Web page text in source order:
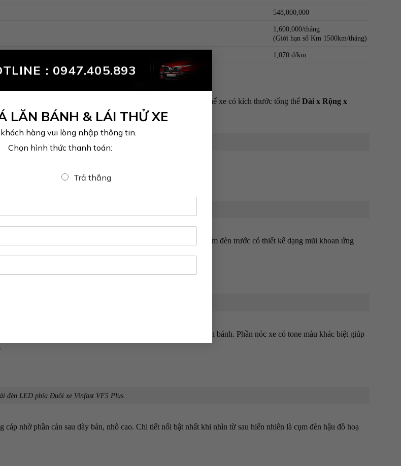
: 0947.405.893
LĂN BÁNH & LÁI THỬ XE
hàng vui lòng nhập thông tin.
Chọn hình thức thanh toán:
Trả thẳng
548,000,000
1,600,000/tháng
(Giới hạn số Km 1500km/tháng)
1,070 đ/km
đáp ứng tốt nhu cầu di chuyển linh hoạt trong đô thị. Cụ thể xe có kích thước tổng thể Dài x Rộng x
dạng đôi cánh mở rộng ôm lấy logo chữ
trung tâm. Cụm đèn trước có thiết kế dạng mũi khoan ứng
giúp đầu xe trông ngầu hơn.
nguyên khối tạo hiệu ứng bắt mắt khi xe lăn bánh. Phần nóc xe có tone màu khác biệt giúp
đèn LED phía Đuôi xe Vinfast VF5 Plus.
nhờ phần cản sau dày bản, nhô cao. Chi tiết nổi bật nhất khi nhìn từ sau hiển nhiên là cụm đèn hậu đồ hoạ